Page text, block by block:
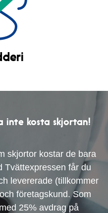
inte kosta skjortan!
skjortor kostar de bara
Tvättexpressen får du
levererade (tillkommer
företagskund. Som
25% avdrag på